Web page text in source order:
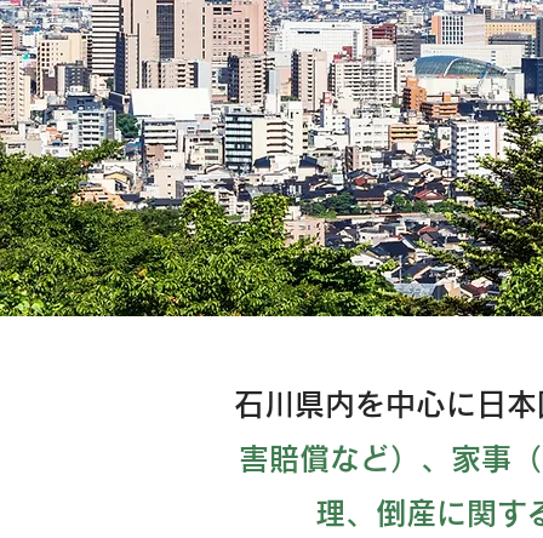
石川県内を中心に日
害賠償など）、 家事
理、倒産に関す